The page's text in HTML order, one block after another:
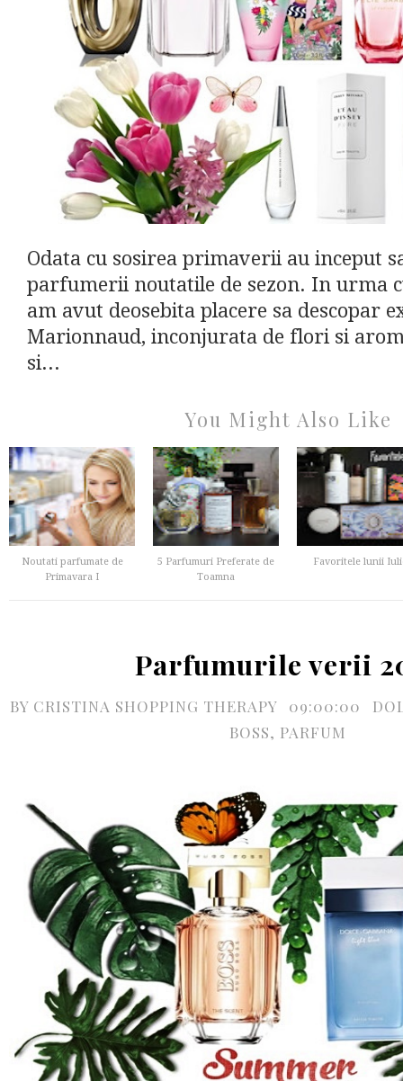
Odata cu sosirea primaverii au inceput
parfumerii noutatile de sezon. In urma
am avut deosebita placere sa descopar
Marionnaud, inconjurata de flori si
si...
You Might Also Like
Noutati parfumate de
Primavara I
5 Parfumuri Preferate de
Toamna
Favoritele lunii
Parfumurile verii
BY CRISTINA SHOPPING THERAPY 09:00:00
BOSS, PARFUM